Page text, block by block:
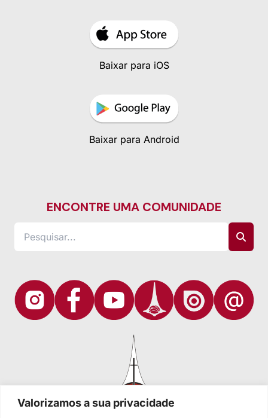
Valorizamos a sua privacidade
Baixar para iOS
Baixar para Android
ENCONTRE UMA COMUNIDADE